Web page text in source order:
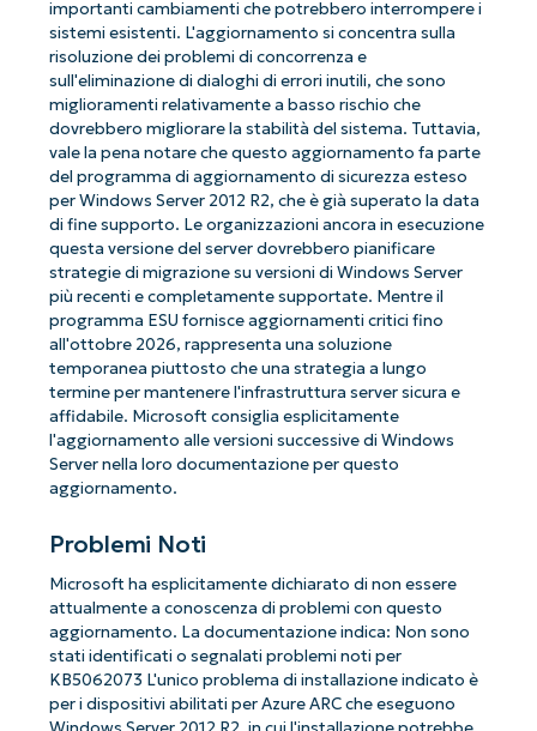
importanti cambiamenti che potrebbero interrompere i
sistemi esistenti. L'aggiornamento si concentra sulla
risoluzione dei problemi di concorrenza e
sull'eliminazione di dialoghi di errori inutili, che sono
miglioramenti relativamente a basso rischio che
dovrebbero migliorare la stabilità del sistema. Tuttavia,
vale la pena notare che questo aggiornamento fa parte
del programma di aggiornamento di sicurezza esteso
per Windows Server 2012 R2, che è già superato la data
di fine supporto. Le organizzazioni ancora in esecuzione
questa versione del server dovrebbero pianificare
strategie di migrazione su versioni di Windows Server
più recenti e completamente supportate. Mentre il
programma ESU fornisce aggiornamenti critici fino
all'ottobre 2026, rappresenta una soluzione
temporanea piuttosto che una strategia a lungo
termine per mantenere l'infrastruttura server sicura e
affidabile. Microsoft consiglia esplicitamente
l'aggiornamento alle versioni successive di Windows
Server nella loro documentazione per questo
aggiornamento.
Problemi Noti
Microsoft ha esplicitamente dichiarato di non essere
attualmente a conoscenza di problemi con questo
aggiornamento. La documentazione indica: Non sono
stati identificati o segnalati problemi noti per
KB5062073 L'unico problema di installazione indicato è
per i dispositivi abilitati per Azure ARC che eseguono
Iniziate con le analisi KB guidate
dall'AI di NinjaOne!
Non è richiesta alcuna carta di credito e si ha